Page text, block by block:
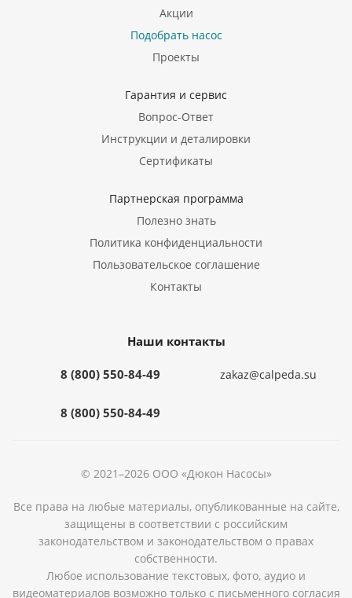
Акции
Подобрать насос
Проекты
Гарантия и сервис
Вопрос-Ответ
Инструкции и деталировки
Сертификаты
Партнерская программа
Полезно знать
Политика конфиденциальности
Пользовательское соглашение
Контакты
Наши контакты
8 (800) 550-84-49
8 (800) 550-84-49
zakaz@calpeda.su
© 2021–2026 ООО «Дюкон Насосы»
Все права на любые материалы, опубликованные на сайте,
защищены в соответствии с российским
законодательством и законодательством о правах
собственности.
Любое использование текстовых, фото, аудио и
видеоматериалов возможно только с письменного согласия